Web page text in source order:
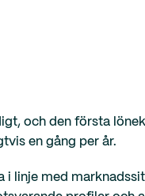
och den första
en gång per år.
linje med